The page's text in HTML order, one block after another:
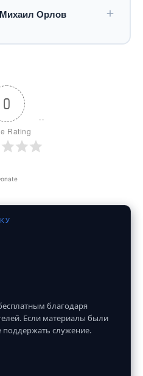
Орлов
0
Rating
благодаря
Если материалы были
служение.